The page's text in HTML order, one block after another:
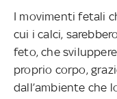
I movimenti fetali
cui i calci,
feto, che
proprio corpo,
dall’ambiente che